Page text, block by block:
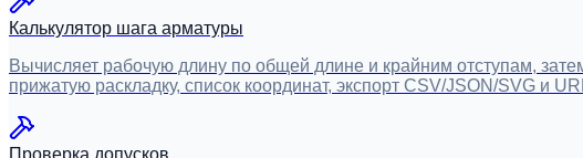
Калькулятор шага арматуры
Вычисляет рабочую длину по общей длине и крайним отступам,
прижатую раскладку, список координат, экспорт CSV/JSON/SVG и